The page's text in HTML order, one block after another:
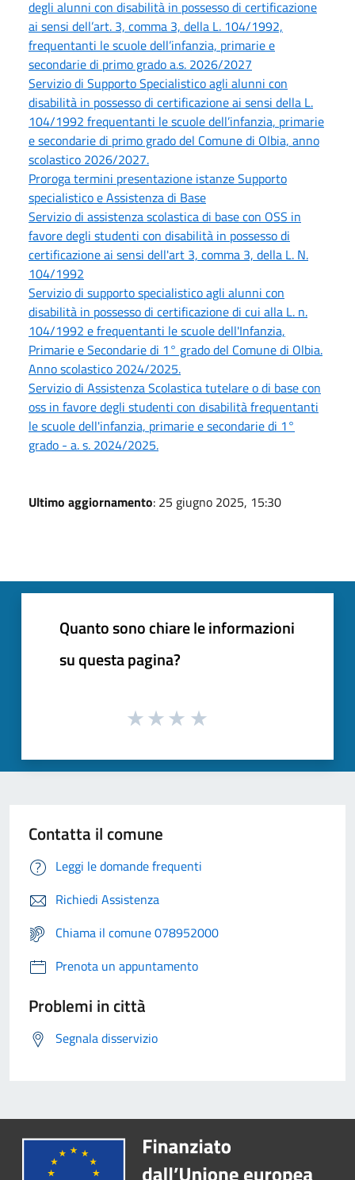
degli alunni con disabilità in possesso di certificazione
ai sensi dell’art. 3, comma 3, della L. 104/1992,
frequentanti le scuole dell’infanzia, primarie e
secondarie di primo grado a.s. 2026/2027
Servizio di Supporto Specialistico agli alunni con
disabilità in possesso di certificazione ai sensi della L.
104/1992 frequentanti le scuole dell’infanzia, primarie
e secondarie di primo grado del Comune di Olbia, anno
scolastico 2026/2027.
Proroga termini presentazione istanze Supporto
specialistico e Assistenza di Base
Servizio di assistenza scolastica di base con OSS in
favore degli studenti con disabilità in possesso di
certificazione ai sensi dell'art 3, comma 3, della L. N.
104/1992
Servizio di supporto specialistico agli alunni con
disabilità in possesso di certificazione di cui alla L. n.
104/1992 e frequentanti le scuole dell'Infanzia,
Primarie e Secondarie di 1° grado del Comune di Olbia.
Anno scolastico 2024/2025.
Servizio di Assistenza Scolastica tutelare o di base con
oss in favore degli studenti con disabilità frequentanti
le scuole dell'infanzia, primarie e secondarie di 1°
grado - a. s. 2024/2025.
Ultimo aggiornamento: 25 giugno 2025, 15:30
Quanto sono chiare le informazioni
su questa pagina?
Contatta il comune
Leggi le domande frequenti
Richiedi Assistenza
Chiama il comune 078952000
Prenota un appuntamento
Problemi in città
Segnala disservizio